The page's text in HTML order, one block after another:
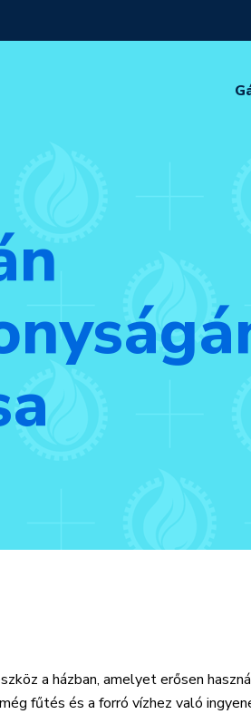
a házban, amelyet erősen
fűtés és a forró vízhez való